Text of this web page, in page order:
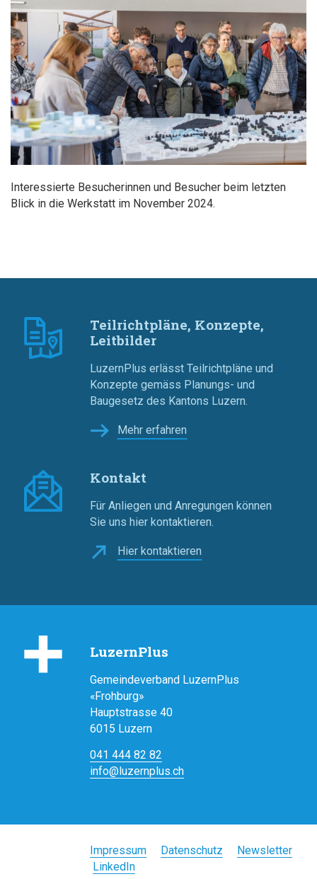
Interessierte Besucherinnen und Besucher beim letzten
Blick in die Werkstatt im November 2024.
Teilrichtpläne, Konzepte,
Leitbilder
LuzernPlus erlässt Teilrichtpläne und
Konzepte gemäss Planungs- und
Baugesetz des Kantons Luzern.
Mehr erfahren
Kontakt
Für Anliegen und Anregungen können
Sie uns hier kontaktieren.
Hier kontaktieren
LuzernPlus
Gemeindeverband LuzernPlus
«Frohburg»
Hauptstrasse 40
6015 Luzern
041 444 82 82
info@luzernplus.ch
Impressum Datenschutz
Newsletter
LinkedIn